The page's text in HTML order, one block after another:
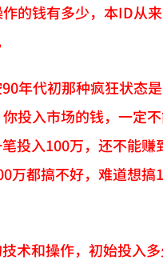
的钱有多少，本ID从
年代初那种疯狂状态
投入市场的钱，一定
投入100万，还不能赚
万都搞不好，难道想搞
术和操作，初始投入